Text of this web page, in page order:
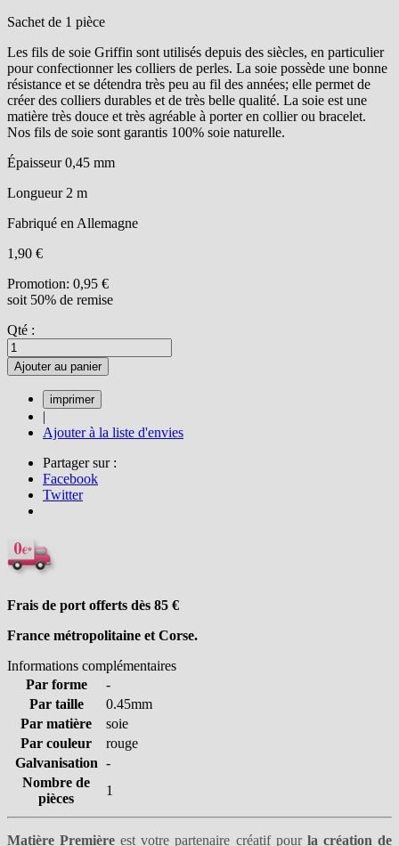
Sachet de 1 pièce
Les fils de soie Griffin sont utilisés depuis des siècles, en particulier
pour confectionner les colliers de perles. La soie possède une bonne
résistance et se détendra très peu au fil des années; elle permet de
créer des colliers durables et de très belle qualité. La soie est une
matière très douce et très agréable à porter en collier ou bracelet.
Nos fils de soie sont garantis 100% soie naturelle.
Épaisseur 0,45 mm
Longueur 2 m
Fabriqué en Allemagne
1,90 €
Promotion: 0,95 €
soit 50% de remise
Qté :
Ajouter au panier
|
Ajouter à la liste d'envies
Partager sur :
Facebook
Twitter
Frais de port offerts dès 85 €
France métropolitaine et Corse.
Informations complémentaires
Par forme
-
Par taille
0.45mm
Par matière
soie
Par couleur
rouge
Galvanisation -
Nombre de
pièces
1
Matière Première est votre partenaire créatif pourla création de